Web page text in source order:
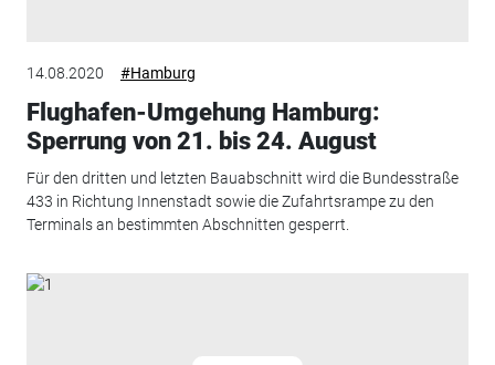
14.08.2020 #Hamburg
Flughafen-Umgehung Hamburg:
Sperrung von 21. bis 24. August
Für den dritten und letzten Bauabschnitt wird die Bundesstraße
433 in Richtung Innenstadt sowie die Zufahrtsrampe zu den
Terminals an bestimmten Abschnitten gesperrt.